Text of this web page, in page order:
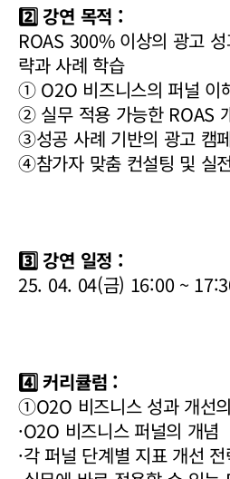
2️⃣ 강연 목적 :
ROAS 300% 이상의 광고
략과 사례 학습
① O2O 비즈니스의 퍼널 이
② 실무 적용 가능한 ROAS
③성공 사례 기반의 광고 캠
④참가자 맞춤 컨설팅 및 실
3️⃣ 강연 일정 :
25. 04. 04(금) 16:00 ~
4️⃣ 커리큘럼 :
①O2O 비즈니스 성과 개선
·O2O 비즈니스 퍼널의 개념
·각 퍼널 단계별 지표 개선